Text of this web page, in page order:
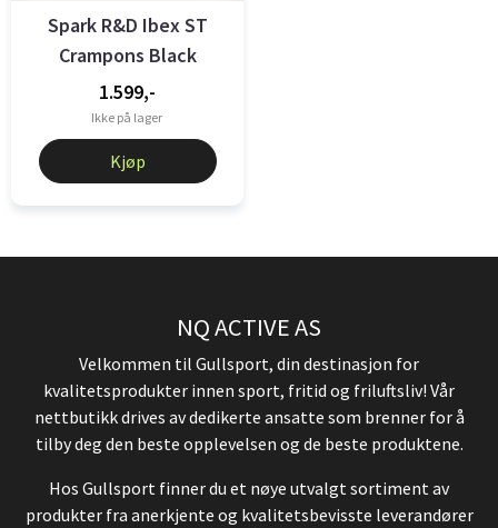
Spark R&D Ibex ST
Crampons Black
1.599,-
Ikke på lager
Kjøp
NQ ACTIVE AS
Velkommen til Gullsport, din destinasjon for
kvalitetsprodukter innen sport, fritid og friluftsliv! Vår
nettbutikk drives av dedikerte ansatte som brenner for å
tilby deg den beste opplevelsen og de beste produktene.
Hos Gullsport finner du et nøye utvalgt sortiment av
produkter fra anerkjente og kvalitetsbevisste leverandører